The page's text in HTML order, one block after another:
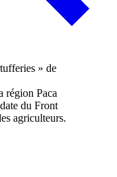
région Paca
du Front
agriculteurs.